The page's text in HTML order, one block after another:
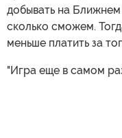
добывать на Ближнем
сколько сможем.
меньше платить за
"Игра еще в самом